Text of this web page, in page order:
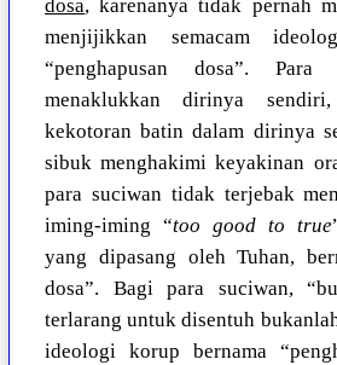
dosa, karenanya tidak pernah
menjijikkan semacam
“penghapusan dosa”. Para
menaklukkan dirinya
kekotoran batin dalam dirinya
sibuk menghakimi keyakinan
para suciwan tidak terjebak
iming-iming “too good to true
yang dipasang oleh Tuhan,
dosa”. Bagi para suciwan,
terlarang untuk disentuh
ideologi korup bernama